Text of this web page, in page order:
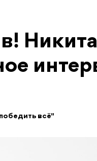
всё"